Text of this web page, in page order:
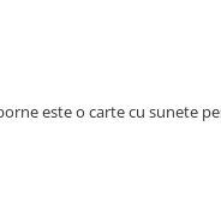
este o carte cu sunete